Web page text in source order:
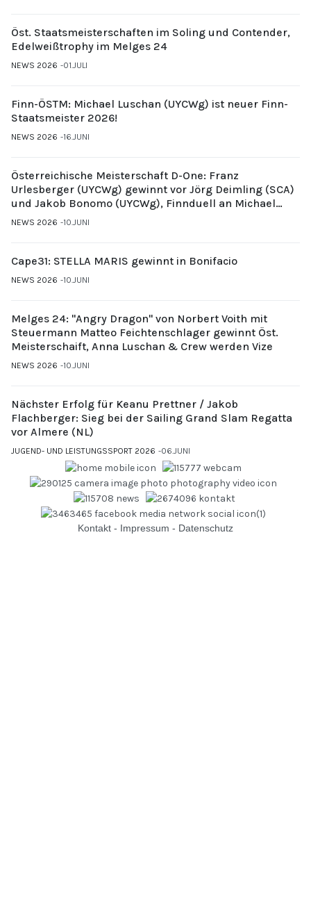
Öst. Staatsmeisterschaften im Soling und Contender,
Edelweißtrophy im Melges 24
NEWS 2026 01.JULI
Finn-ÖSTM: Michael Luschan (UYCWg) ist neuer Finn-
Staatsmeister 2026!
NEWS 2026 16.JUNI
Österreichische Meisterschaft D-One: Franz
Urlesberger (UYCWg) gewinnt vor Jörg Deimling (SCA)
und Jakob Bonomo (UYCWg), Finnduell an Michael
Gubi (UYCMo)
NEWS 2026 10.JUNI
Cape31: STELLA MARIS gewinnt in Bonifacio
NEWS 2026 10.JUNI
Melges 24: "Angry Dragon" von Norbert Voith mit
Steuermann Matteo Feichtenschlager gewinnt Öst.
Meisterschaift, Anna Luschan & Crew werden Vize
NEWS 2026 10.JUNI
Nächster Erfolg für Keanu Prettner / Jakob
Flachberger: Sieg bei der Sailing Grand Slam Regatta
vor Almere (NL)
JUGEND- UND LEISTUNGSSPORT 2026 06.JUNI
Kontakt - Impressum - Datenschutz